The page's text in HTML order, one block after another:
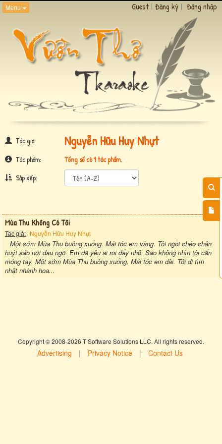
Menu Guest | Đăng ký | Đăng nhập
Tác giả: Nguyễn Hữu Huy Nhựt
Tác phẩm:
Tổng số có 1 tác phẩm.
Sắp xếp:
Mùa Thu Không Có Tôi
Tác giả: Nguyễn Hữu Huy Nhựt
Một sớm Mùa Thu buông xuống. Mái tóc em vàng. Tôi ngồi chéo chân
huýt sáo nơi đầu ngõ. Em đã yêu ai rồi đấy nhỏ. Sao không nhìn tôi cắn
móng tay. Một sớm Mùa Thu buông xuống. Mái tóc em dài. Tôi đi tìm
nhặt nhành hoa...
Copyright © 2008-2026 T Software Solutions LLC. All rights reserved.
Advertising | Privacy Notice | Contact Us